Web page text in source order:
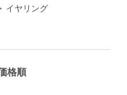
イヤリング
格順